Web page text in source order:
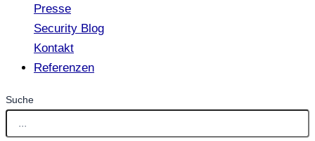
Presse
Security Blog
Kontakt
Referenzen
Suche